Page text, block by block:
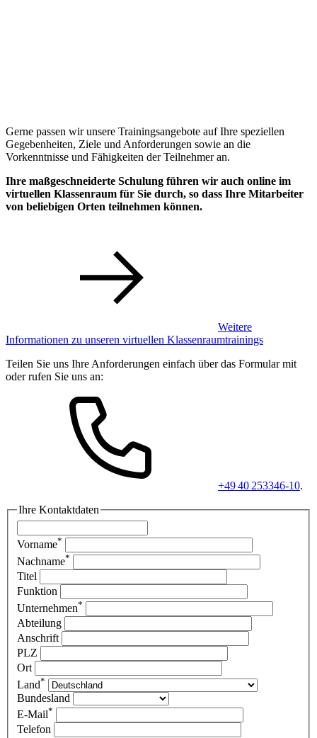
Gerne passen wir unsere Trainingsangebote auf Ihre speziellen
Gegebenheiten, Ziele und Anforderungen sowie an die
Vorkenntnisse und Fähigkeiten der Teilnehmer an.
Ihre maßgeschneiderte Schulung führen wir auch online im
virtuellen Klassenraum für Sie durch, so dass Ihre Mitarbeiter
von beliebigen Orten teilnehmen können.
Weitere
Informationen zu unseren virtuellen Klassenraumtrainings
Teilen Sie uns Ihre Anforderungen einfach über das Formular mit
oder rufen Sie uns an:
+49 40 253346-10.
Ihre Kontaktdaten
Vorname*
Nachname*
Titel
Funktion
Unternehmen*
Abteilung
Anschrift
PLZ
Ort
Land*
Bundesland
E-Mail*
Telefon